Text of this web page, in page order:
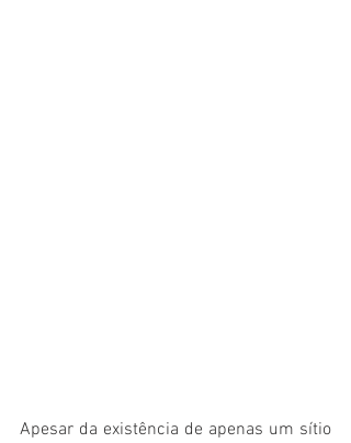
Apesar da existência de apenas um sítio